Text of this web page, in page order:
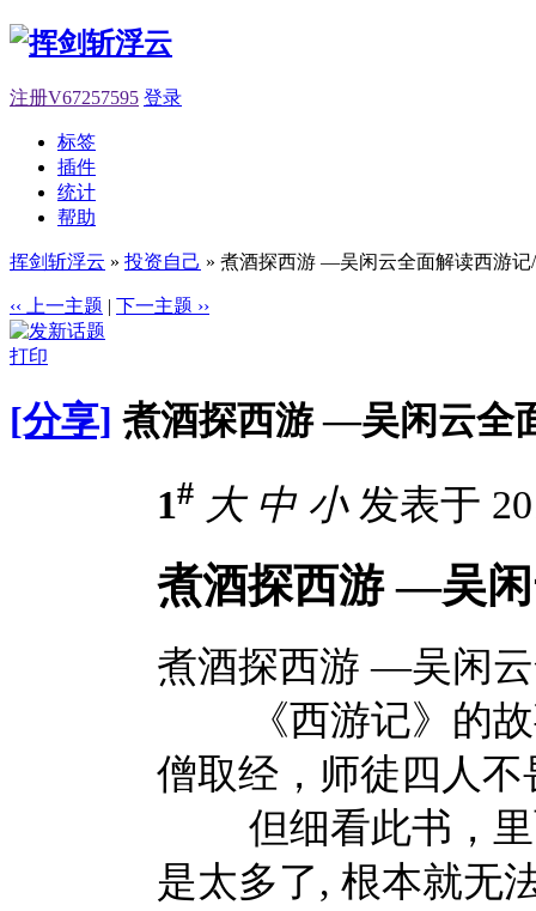
注册V67257595 登录
标签
插件
统计
帮助
挥剑斩浮云 » 投资自己 » 煮酒探西游 —吴闲云全面解读西游记
‹‹ 上一主题 | 下一主题 ››
打印
[分享] 煮酒探西游 —吴闲云全
1# 大 中 小发表于
煮酒探西游 —吴
煮酒探西游 —吴闲
《西游记》的故
僧取经，师徒四人
但细看此书，里
是太多了, 根本就无